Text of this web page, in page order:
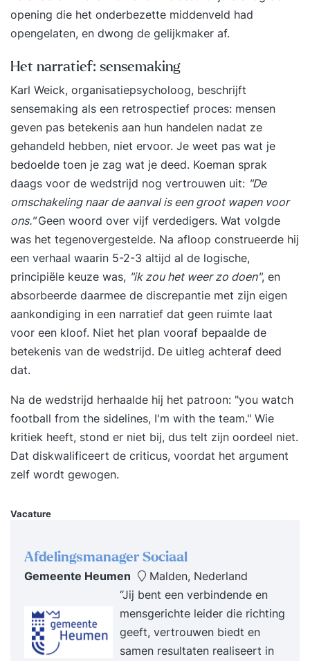
thema’s als communicatie, (persoonlijk)
leiderschap, coaching en systemisch werken."
opening die het onderbezette middenveld had
opengelaten, en dwong de gelijkmaker af.
Het narratief: sensemaking
Karl Weick, organisatiepsycholoog, beschrijft
sensemaking als een retrospectief proces: mensen
geven pas betekenis aan hun handelen nadat ze
gehandeld hebben, niet ervoor. Je weet pas wat je
bedoelde toen je zag wat je deed. Koeman sprak
daags voor de wedstrijd nog vertrouwen uit: "De
omschakeling naar de aanval is een groot wapen voor
ons."Geen woord over vijf verdedigers. Wat volgde
was het tegenovergestelde. Na afloop construeerde hij
een verhaal waarin 5-2-3 altijd al de logische,
principiële keuze was, "ik zou het weer zo doen", en
absorbeerde daarmee de discrepantie met zijn eigen
aankondiging in een narratief dat geen ruimte laat
voor een kloof. Niet het plan vooraf bepaalde de
betekenis van de wedstrijd. De uitleg achteraf deed
dat.
Na de wedstrijd herhaalde hij het patroon: "you watch
football from the sidelines, I'm with the team." Wie
kritiek heeft, stond er niet bij, dus telt zijn oordeel niet.
Dat diskwalificeert de criticus, voordat het argument
zelf wordt gewogen.
Vacature
Afdelingsmanager Sociaal
Gemeente Heumen
Malden, Nederland
“Jij bent een verbindende en
mensgerichte leider die richting
geeft, vertrouwen biedt en
samen resultaten realiseert in